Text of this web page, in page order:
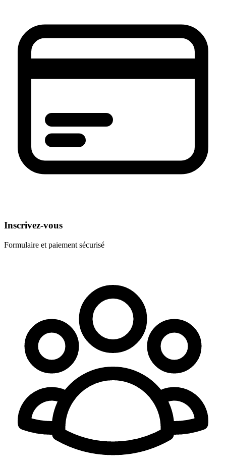
Inscrivez-vous
Formulaire et paiement sécurisé